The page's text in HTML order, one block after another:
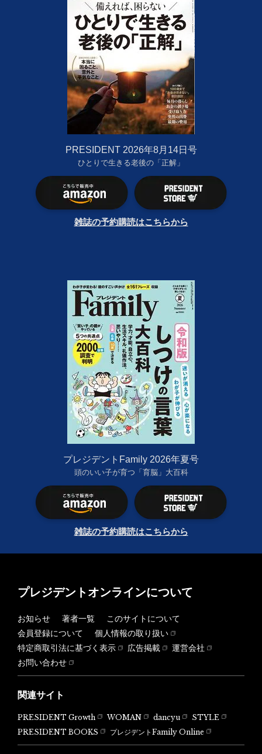
PRESIDENT 2026年8月14日号
ひとりで生きる老後の「正解」
雑誌の予約購読はこちらから
プレジデントFamily 2026年夏号
頭のいい子が育つ「育脳」大百科
雑誌の予約購読はこちらから
プレジデントオンラインについて
お知らせ 著者一覧
このサイトについて
会員登録について
個人情報の取り扱い
特定商取引法に基づく表示
広告掲載
運営会社
お問い合わせ
関連サイト
PRESIDENT Growth WOMAN dancyu
STYLE
PRESIDENT BOOKS
プレジデントFamily Online